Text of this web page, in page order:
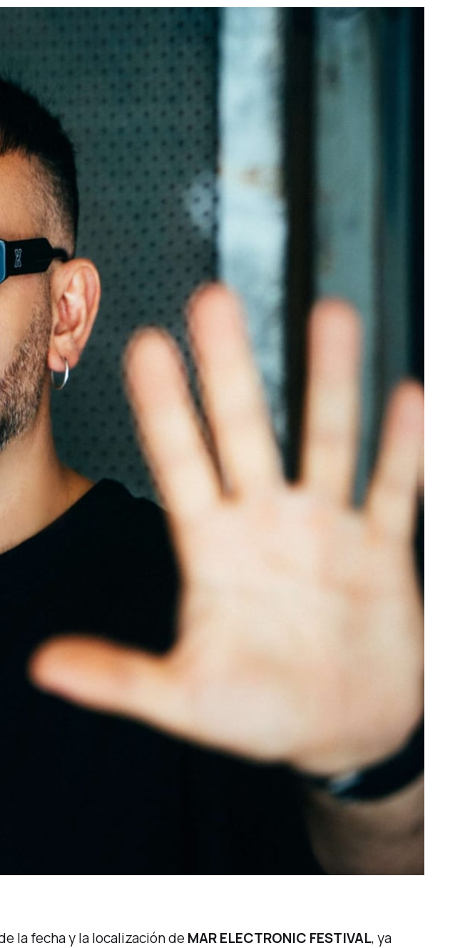
la fecha y la localización de MAR ELECTRONIC FESTIVAL, ya